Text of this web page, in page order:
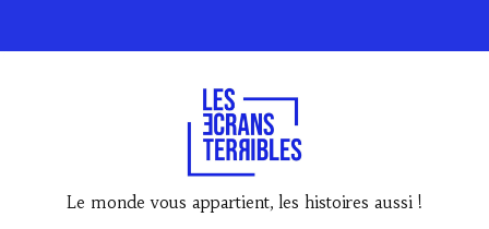
Le monde vous appartient, les histoires aussi !